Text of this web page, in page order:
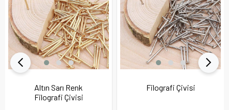
Altın Sarı Renk
Filografi Çivisi
Filografi Çivisi